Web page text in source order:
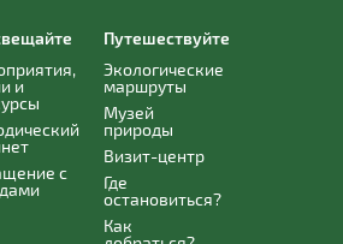
и
с
Путешествуйте
Экологические
маршруты
Музей
природы
Визит-центр
Где
остановиться?
Как